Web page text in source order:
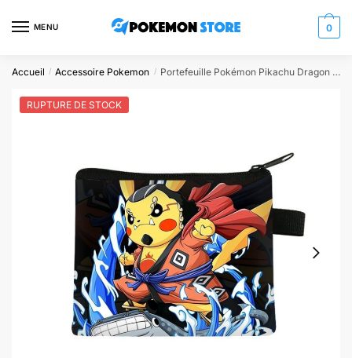
MENU 0
Accueil / Accessoire Pokemon / Portefeuille Pokémon Pikachu Dragon Ball Z
RUPTURE DE STOCK